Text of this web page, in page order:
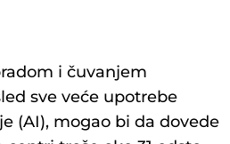
i čuvanjem
sve veće upotrebe
(AI), mogao bi da dovede